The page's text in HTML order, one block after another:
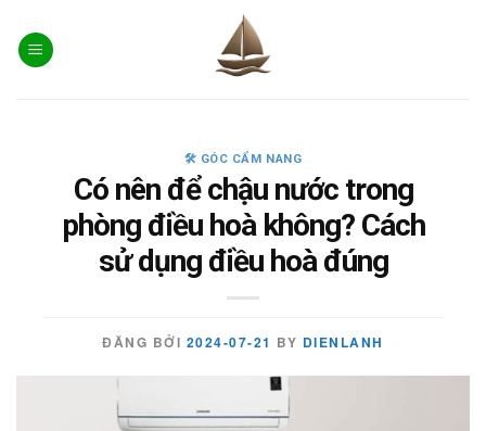
content
🛠️ GÓC CẨM NANG
Có nên để chậu nước trong
phòng điều hoà không? Cách
sử dụng điều hoà đúng
ĐĂNG BỞI 2024-07-21 BY DIENLANH